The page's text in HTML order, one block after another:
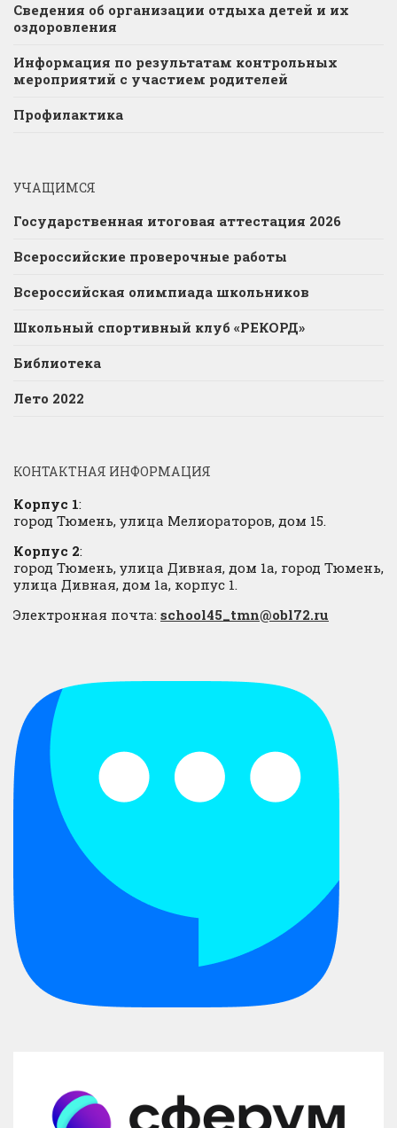
Сведения об организации отдыха детей и их
оздоровления
Информация по результатам контрольных
мероприятий с участием родителей
Профилактика
УЧАЩИМСЯ
Государственная итоговая аттестация 2026
Всероссийские проверочные работы
Всероссийская олимпиада школьников
Школьный спортивный клуб «РЕКОРД»
Библиотека
Лето 2022
КОНТАКТНАЯ ИНФОРМАЦИЯ
Корпус 1:
город Тюмень, улица Мелиораторов, дом 15.
Корпус 2:
город Тюмень, улица Дивная, дом 1а, город Тюмень,
улица Дивная, дом 1а, корпус 1.
Электронная почта: school45_tmn@obl72.ru